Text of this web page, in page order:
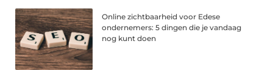
Online zichtbaarheid voor Edese
ondernemers: 5 dingen die je vandaag
nog kunt doen